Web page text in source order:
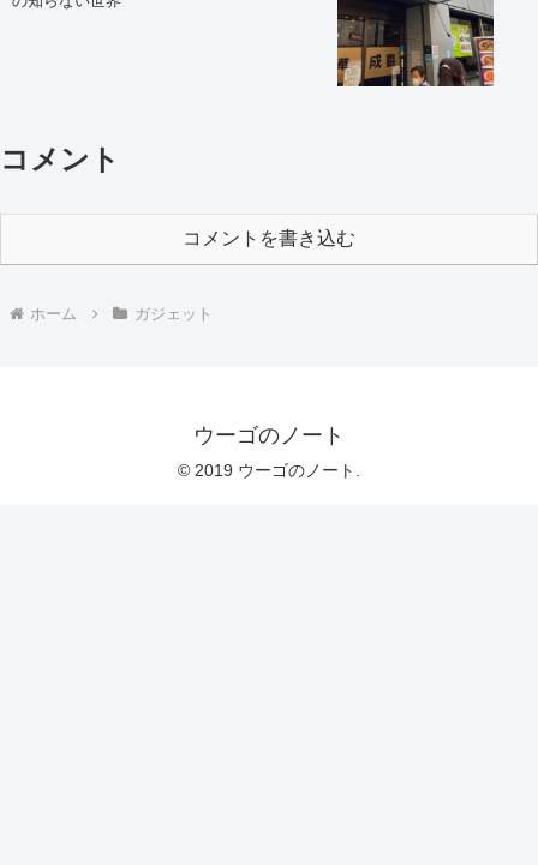
コメント
コメントを書き込む
ホーム ガジェット
ウーゴのノート
© 2019 ウーゴのノート.